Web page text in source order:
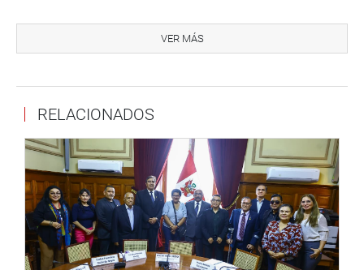
Mesa de Trabajo Afroperuana, expresó la necesidad de
promover una reunión con el Instituto Nacional de
“El censo nos va a permitir a conocer, cuánto es el pueblo
afroperuano. Es importante reunirnos con el INEI para
saber cómo se va a cambiar la metodología y evitar las
proyecciones que no ayudan” acotó.
Finalmente, se conoció que el próximo viernes 17 de
mayo desde las 3:00 p. m. se realizarán las actividades
conmemorativas por el 20 aniversario de Mesa de trabajo
VER MÁS
RELACIONADOS